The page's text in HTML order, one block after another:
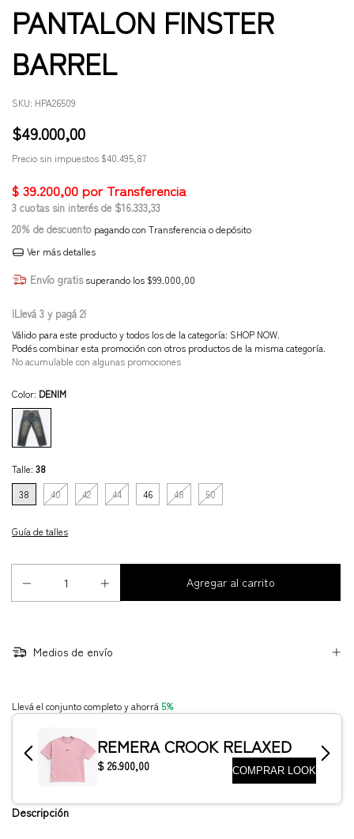
PANTALON FINSTER
BARREL
SKU: HPA26509
$49.000,00
Precio sin impuestos $40.495,87
3 cuotas sin interés de $16.333,33
20% de descuento pagando con Transferencia o depósito
Ver más detalles
Envío gratis superando los $99.000,00
¡Llevá 3 y pagá 2!
Válido para este producto y todos los de la categoría: SHOP NOW.
Podés combinar esta promoción con otros productos de la misma categoría.
No acumulable con algunas promociones
Color: DENIM
Talle: 38
38
40 42 44 46 48 50
Guía de talles
Medios de envío
Descripción